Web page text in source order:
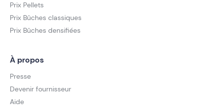
Prix Pellets
Prix Bûches classiques
Prix Bûches densifiées
À propos
Presse
Devenir fournisseur
Aide